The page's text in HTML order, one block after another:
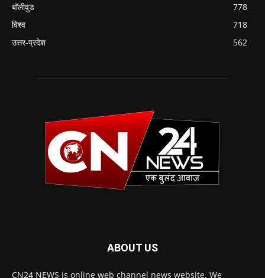
बॉलीवुड
778
विश्व
718
उत्तर-प्रदेश
562
ABOUT US
CN24 NEWS is online web channel news website. We